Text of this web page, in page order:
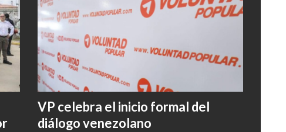
VP celebra el inicio formal del
diálogo venezolano